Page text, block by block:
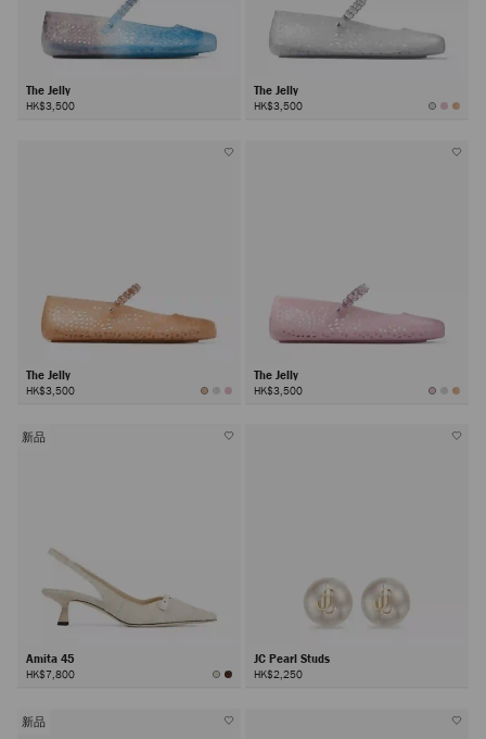
The Jelly
HK$3,500
The Jelly
HK$3,500
The Jelly
HK$3,500
The Jelly
HK$3,500
新品
Amita 45
HK$7,800
JC Pearl Studs
HK$2,250
新品